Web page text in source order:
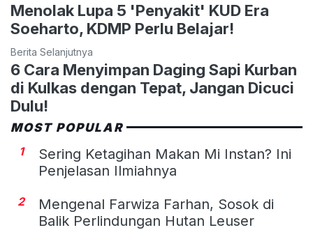
Menolak Lupa 5 'Penyakit' KUD Era
Soeharto, KDMP Perlu Belajar!
Berita Selanjutnya
6 Cara Menyimpan Daging Sapi Kurban
di Kulkas dengan Tepat, Jangan Dicuci
Dulu!
MOST POPULAR
1
Sering Ketagihan Makan Mi Instan? Ini
Penjelasan Ilmiahnya
2
Mengenal Farwiza Farhan, Sosok di
Balik Perlindungan Hutan Leuser